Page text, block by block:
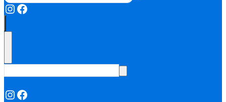
Instagram
Facebook
Instagram
Facebook